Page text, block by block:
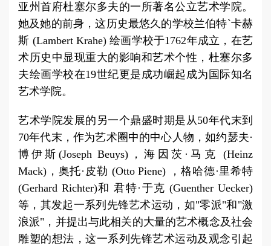
亚州首府杜塞尔多夫的一所著名公立艺术学院。
她及她的前身，这历史最悠久的学校兰伯特`卡赫
斯 (Lambert Krahe) 绘画学校于1762年成立，在艺
术历史中显现重大的影响和艺术个性，杜塞尔多
夫绘画学校在19世纪更是成功崛起成为国际知名
艺术学院。
艺术学院发展的另一个鼎盛时期是从50年代末到
70年代末，作为艺术圈中的中心人物，如约瑟夫·
博伊斯(Joseph Beuys)，海因茨·马克 (Heinz
Mack)，奥托·皮勒 (Otto Piene) ，格哈德·里希特
(Gerhard Richter)和 君特·于克 (Guenther Uecker)
等，其发起一系列先锋艺术运动，如"零派"和"激
浪派"，并提出与此相关的大量的艺术概念及社会
雕塑的想法，这一系列先锋艺术运动及观念引起